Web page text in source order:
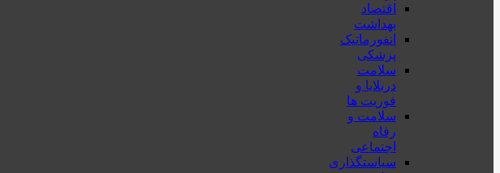
اقتصاد
بهداشت
انفورماتیک
پزشکی
سلامت
دربلايا و
فوريت ها
سلامت و
رفاه
اجتماعی
سیاستگذاری